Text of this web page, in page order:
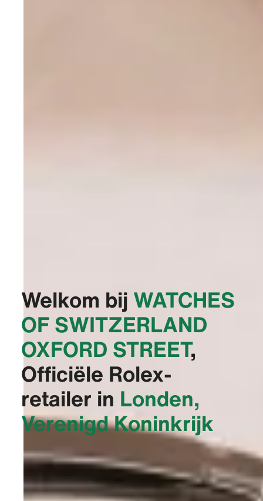
Welkom bij ‭WATCHES
OF SWITZERLAND
OXFORD STREET‬,
Officiële Rolex-
retailer in Londen,
Verenigd Koninkrijk